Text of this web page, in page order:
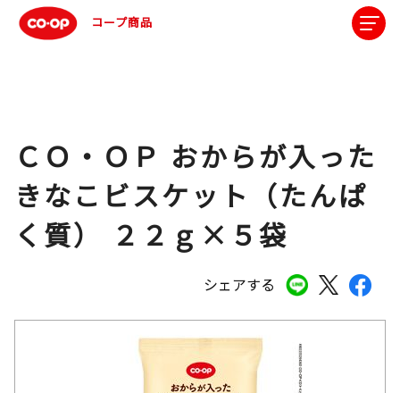
コープ商品
シェアする
ＣＯ・ＯＰ おからが入った
きなこビスケット（たんぱ
く質） ２２ｇ×５袋